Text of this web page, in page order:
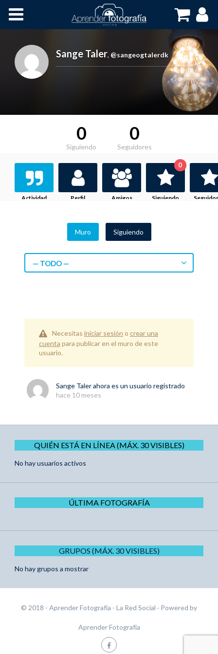
Cursos OnLine
Sange Taler, @sangeogtalerdk
0
Siguiendo
0
Seguidores
Actividad Perfil Amigos Siguiendo
0
Muro Siguiendo
— TODO —
Necesitas iniciar sesión o crear una
cuenta para publicar en el muro de este
usuario.
Sange Talerahora es un usuario registrado
hace 10 meses
QUIÉN ESTÁ EN LÍNEA (MÁX. 30 VISIBLES)
No hay usuarios activos
ÚLTIMA FOTOGRAFÍA
GRUPOS (MÁX. 30 VISIBLES)
No hay grupos a mostrar
© 2018 - Aprender Fotografía - La Red Social · Powered by
Aprender Fotografía